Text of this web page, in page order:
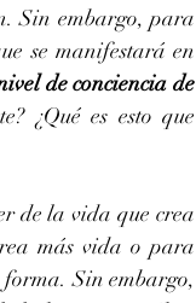
Sin embargo, para
se manifestará en
de conciencia de
¿Qué es esto que
de la vida que crea
más vida o para
Sin embargo,